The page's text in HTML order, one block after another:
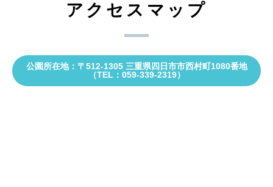
アクセスマップ
公園所在地：〒512-1305 三重県四日市市西村町1080番地
（TEL：059-339-2319）